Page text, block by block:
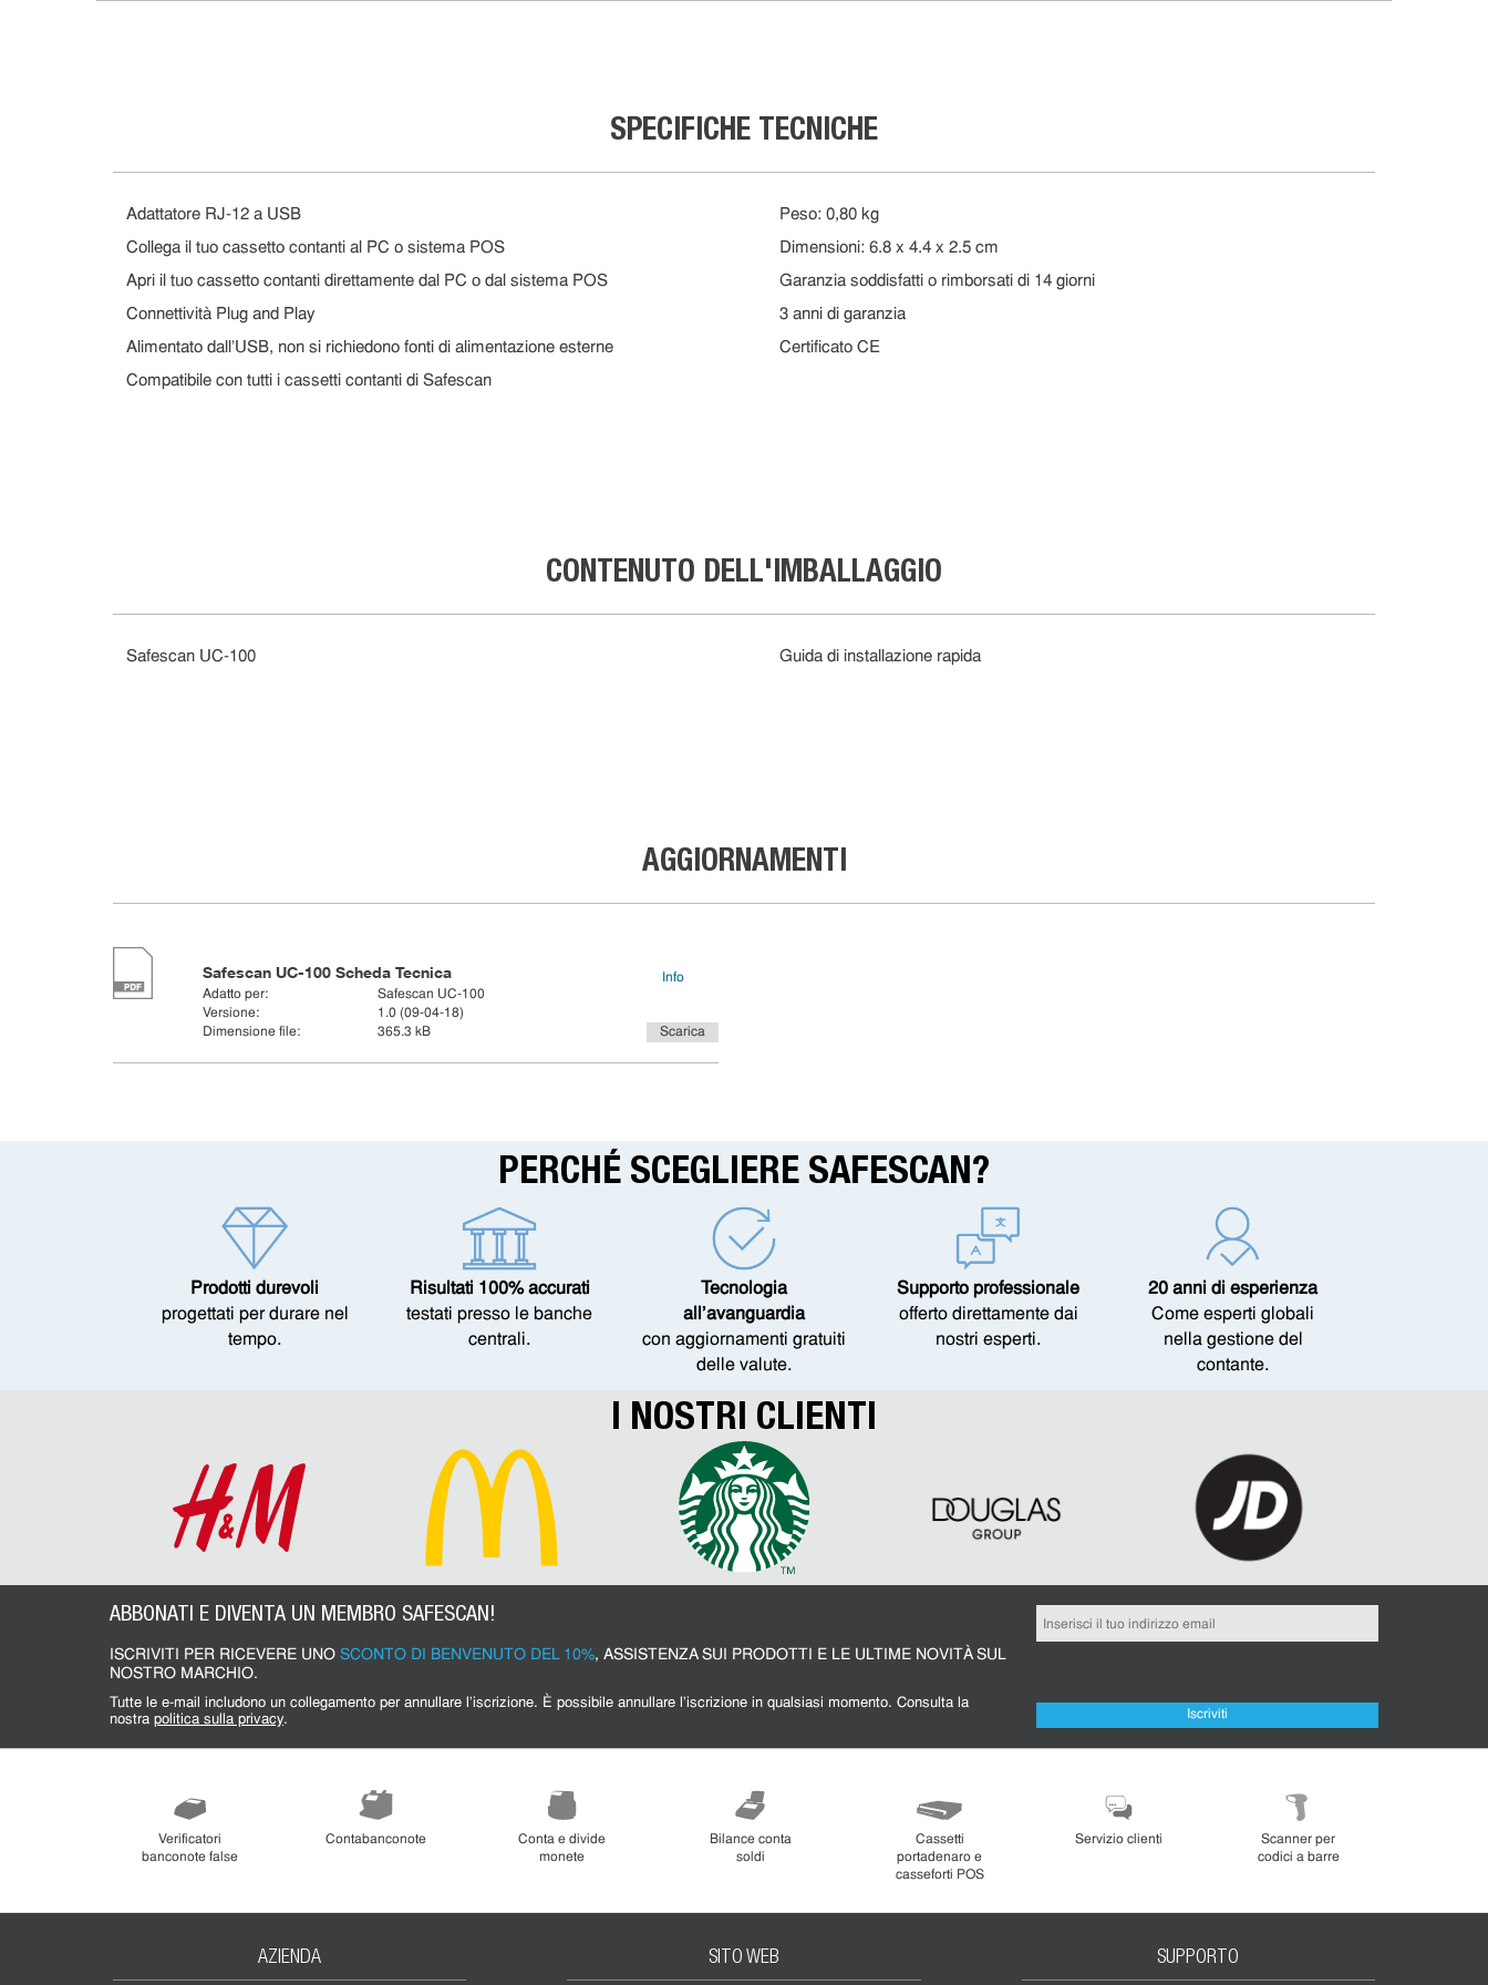
SPECIFICHE TECNICHE
Adattatore RJ-12 a USB
Collega il tuo cassetto contanti al PC o sistema POS
Apri il tuo cassetto contanti direttamente dal PC o dal sistema POS
Connettività Plug and Play
Alimentato dall'USB, non si richiedono fonti di alimentazione esterne
Compatibile con tutti i cassetti contanti di Safescan
Peso: 0,80 kg
Dimensioni: 6.8 x 4.4 x 2.5 cm
Garanzia soddisfatti o rimborsati di 14 giorni
3 anni di garanzia
Certificato CE
CONTENUTO DELL'IMBALLAGGIO
Safescan UC-100 Guida di installazione rapida
AGGIORNAMENTI
Safescan UC-100 Scheda Tecnica
Adatto per:
Safescan UC-100
Versione:
1.0 (09-04-18)
Dimensione file:
365.3 kB
Info
Scarica
PERCHÉ SCEGLIERE SAFESCAN?
Prodotti durevoli
progettati per durare nel
tempo.
Risultati 100% accurati
testati presso le banche
centrali.
Tecnologia
all’avanguardia
con aggiornamenti gratuiti
delle valute.
Supporto professionale
offerto direttamente dai
nostri esperti.
20 anni di esperienza
Come esperti globali
nella gestione del
contante.
I NOSTRI CLIENTI
ABBONATI E DIVENTA UN MEMBRO SAFESCAN!
ISCRIVITI PER RICEVERE UNO SCONTO DI BENVENUTO DEL 10%, ASSISTENZA SUI PRODOTTI E LE ULTIME NOVITÀ SUL
NOSTRO MARCHIO.
Tutte le e-mail includono un collegamento per annullare l'iscrizione. È possibile annullare l'iscrizione in qualsiasi momento. Consulta la
nostra politica sulla privacy. Iscriviti
Verificatori
banconote false
Contabanconote
Conta e divide
monete
Bilance conta
soldi
Cassetti
portadenaro e
casseforti POS
Servizio clienti
Scanner per
codici a barre
AZIENDA SITO WEB SUPPORTO